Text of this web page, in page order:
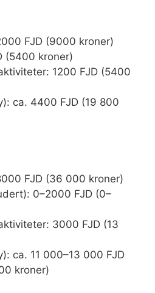
FJD (9000 kroner)
(5400 kroner)
1200 FJD (5400
ca. 4400 FJD (19 800
FJD (36 000 kroner)
0–2000 FJD (0–
3000 FJD (13
ca. 11 000–13 000 FJD
kroner)